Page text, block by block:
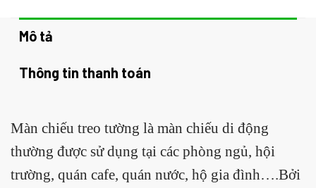
Mô tả
Thông tin thanh toán
Màn chiếu treo tường là màn chiếu di động
thường được sử dụng tại các phòng ngủ, hội
trường, quán cafe, quán nước, hộ gia đình….Bởi